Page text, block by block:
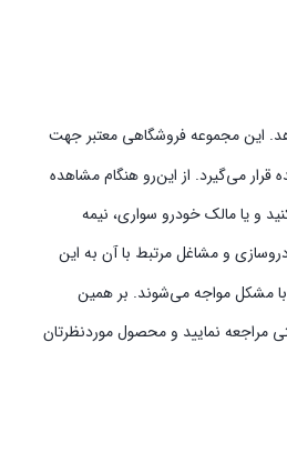
این مجموعه فروشگاهی معتبر جهت
می‌گیرد. از این‌رو هنگام مشاهده
و یا مالک خودرو سواری، نیمه
و مشاغل مرتبط با آن به این
با مشکل مواجه می‌شوند. بر همین
مراجعه نمایید و محصول موردنظرتان